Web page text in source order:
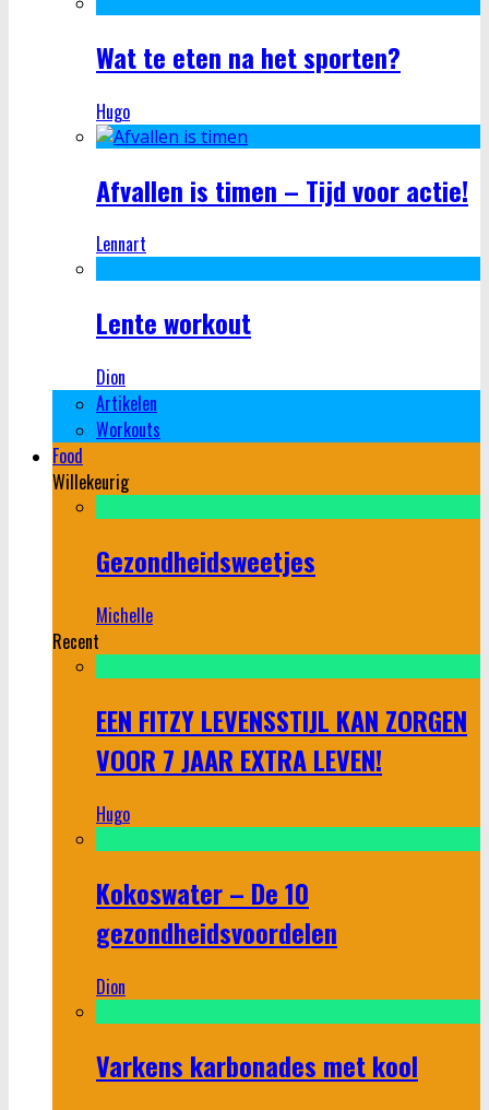
Wat te eten na het sporten?
Hugo
Afvallen is timen – Tijd voor actie!
Lennart
Lente workout
Dion
Artikelen
Workouts
Food
Willekeurig
Gezondheidsweetjes
Michelle
Recent
EEN FITZY LEVENSSTIJL KAN ZORGEN
VOOR 7 JAAR EXTRA LEVEN!
Hugo
Kokoswater – De 10
gezondheidsvoordelen
Dion
Varkens karbonades met kool